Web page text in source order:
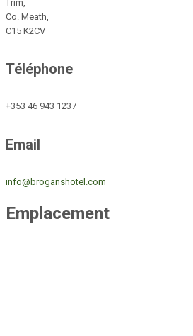
Trim,
Co. Meath,
C15 K2CV
Téléphone
+353 46 943 1237
Email
info@broganshotel.com
Emplacement